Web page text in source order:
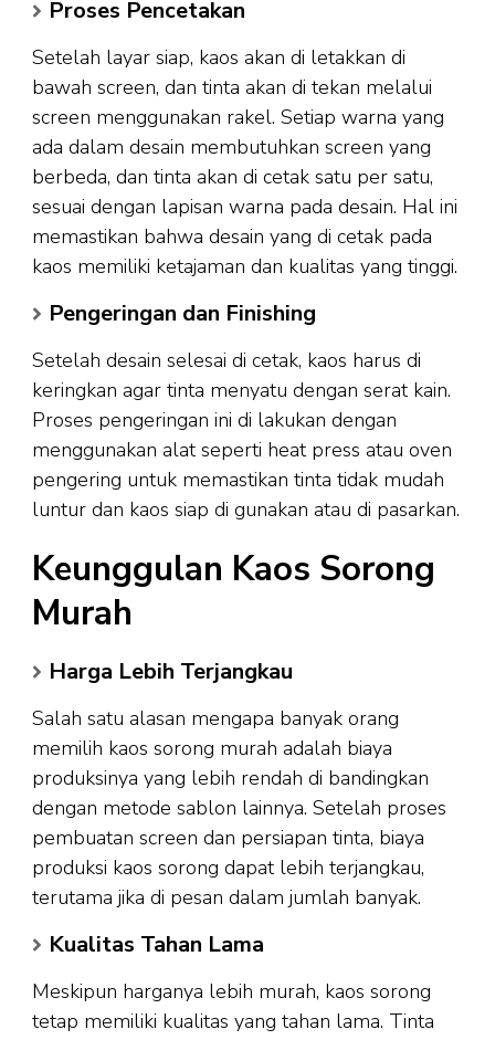
Proses Pencetakan
Setelah layar siap, kaos akan di letakkan di
bawah screen, dan tinta akan di tekan melalui
screen menggunakan rakel. Setiap warna yang
ada dalam desain membutuhkan screen yang
berbeda, dan tinta akan di cetak satu per satu,
sesuai dengan lapisan warna pada desain. Hal ini
memastikan bahwa desain yang di cetak pada
kaos memiliki ketajaman dan kualitas yang tinggi.
Pengeringan dan Finishing
Setelah desain selesai di cetak, kaos harus di
keringkan agar tinta menyatu dengan serat kain.
Proses pengeringan ini di lakukan dengan
menggunakan alat seperti heat press atau oven
pengering untuk memastikan tinta tidak mudah
luntur dan kaos siap di gunakan atau di pasarkan.
Keunggulan Kaos Sorong
Murah
Harga Lebih Terjangkau
Salah satu alasan mengapa banyak orang
memilih kaos sorong murah adalah biaya
produksinya yang lebih rendah di bandingkan
dengan metode sablon lainnya. Setelah proses
pembuatan screen dan persiapan tinta, biaya
produksi kaos sorong dapat lebih terjangkau,
terutama jika di pesan dalam jumlah banyak.
Kualitas Tahan Lama
Meskipun harganya lebih murah, kaos sorong
tetap memiliki kualitas yang tahan lama. Tinta